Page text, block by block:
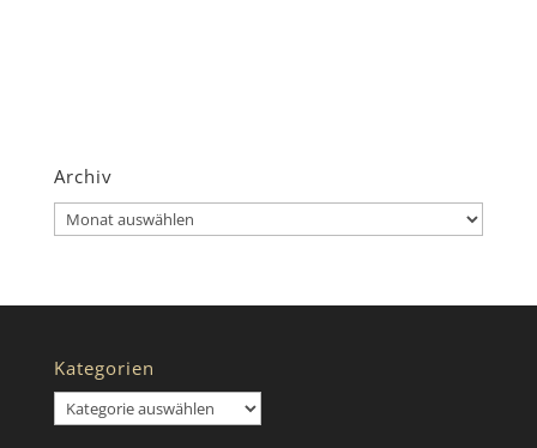
Archiv
Archiv
Kategorien
Kategorien